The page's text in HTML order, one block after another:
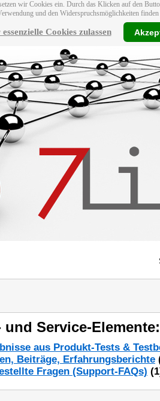
wir Cookies ein. Durch das Klicken auf den
und den Widerspruchsmöglichkeiten
Cookies zulassen
Service-Elemente:
aus Produkt-Tests &
Beiträge, Erfahrungsberichte
Fragen (Support-FAQs)